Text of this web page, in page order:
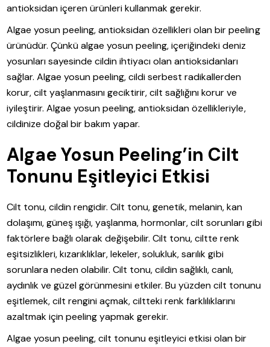
antioksidan içeren ürünleri kullanmak gerekir.
Algae yosun peeling, antioksidan özellikleri olan bir peeling
ürünüdür. Çünkü algae yosun peeling, içeriğindeki deniz
yosunları sayesinde cildin ihtiyacı olan antioksidanları
sağlar. Algae yosun peeling, cildi serbest radikallerden
korur, cilt yaşlanmasını geciktirir, cilt sağlığını korur ve
iyileştirir. Algae yosun peeling, antioksidan özellikleriyle,
cildinize doğal bir bakım yapar.
Algae Yosun Peeling’in Cilt
Tonunu Eşitleyici Etkisi
Cilt tonu, cildin rengidir. Cilt tonu, genetik, melanin, kan
dolaşımı, güneş ışığı, yaşlanma, hormonlar, cilt sorunları gibi
faktörlere bağlı olarak değişebilir. Cilt tonu, ciltte renk
eşitsizlikleri, kızarıklıklar, lekeler, solukluk, sarılık gibi
sorunlara neden olabilir. Cilt tonu, cildin sağlıklı, canlı,
aydınlık ve güzel görünmesini etkiler. Bu yüzden cilt tonunu
eşitlemek, cilt rengini açmak, ciltteki renk farklılıklarını
azaltmak için peeling yapmak gerekir.
Algae yosun peeling, cilt tonunu eşitleyici etkisi olan bir